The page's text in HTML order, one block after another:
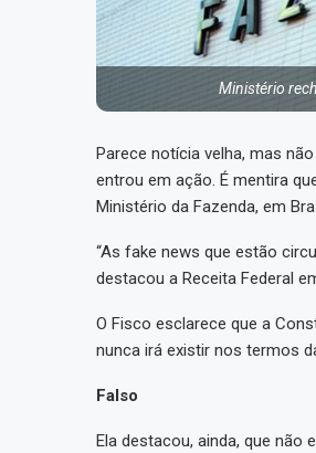
Ministério
Parece notícia velha, mas
entrou em ação. É mentira
Ministério da Fazenda, em
“As fake news que estão
destacou a Receita Federal
O Fisco esclarece que a
nunca irá existir nos termos
Falso
Ela destacou, ainda, que não